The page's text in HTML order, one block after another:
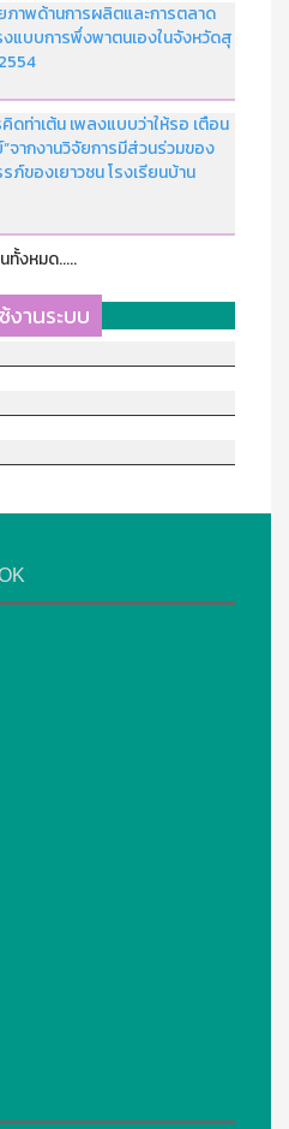
าพด้านการผลิตและการตลาด
แบบการพึ่งพาตนเองในจังหวัดสุ
ดท่าเต้น เพลงแบบว่าให้รอ เตือน
จากงานวิจัยการมีส่วนร่วมของ
ของเยาวชน โรงเรียนบ้าน
ทั้งหมด.....
งานระบบ